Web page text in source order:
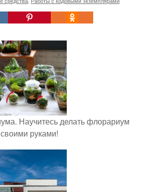
Научитесь делать флорариум
своими руками!